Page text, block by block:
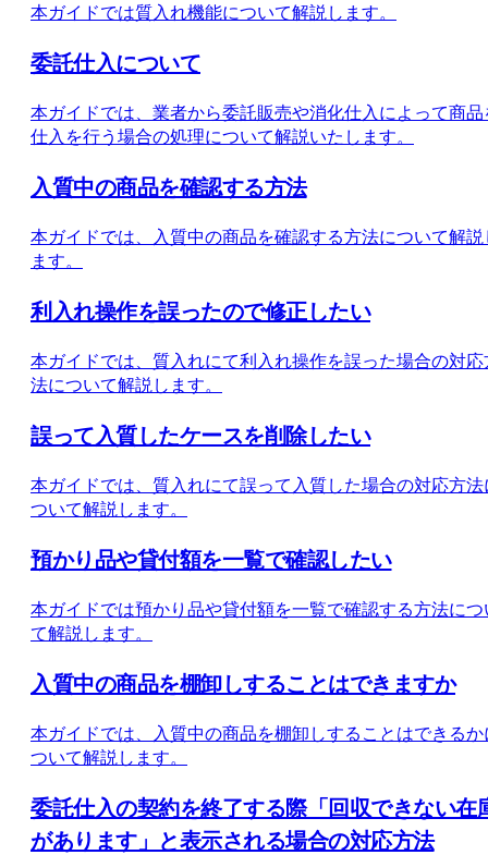
本ガイドでは質入れ機能について解説します。
委託仕入について
本ガイドでは、業者から委託販売や消化仕入によって商品
仕入を行う場合の処理について解説いたします。
入質中の商品を確認する方法
本ガイドでは、入質中の商品を確認する方法について解説
ます。
利入れ操作を誤ったので修正したい
本ガイドでは、質入れにて利入れ操作を誤った場合の対応
法について解説します。
誤って入質したケースを削除したい
本ガイドでは、質入れにて誤って入質した場合の対応方法
ついて解説します。
預かり品や貸付額を一覧で確認したい
本ガイドでは預かり品や貸付額を一覧で確認する方法につ
て解説します。
入質中の商品を棚卸しすることはできますか
本ガイドでは、入質中の商品を棚卸しすることはできるか
ついて解説します。
委託仕入の契約を終了する際「回収できない在
があります」と表示される場合の対応方法